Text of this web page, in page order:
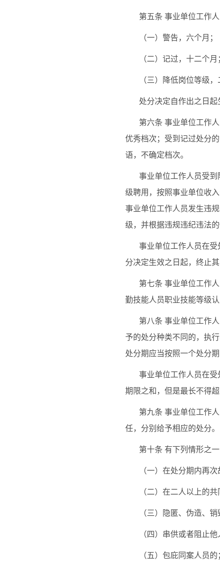
第五条 事业单位工作
（一）警告，六个月；
（二）记过，十二个月
（三）降低岗位等级
处分决定自作出之日
第六条 事业单位工作
优秀档次；受到记过处分
语，不确定档次。
事业单位工作人员受
级聘用，按照事业单位收
事业单位工作人员发生违
级，并根据违规违纪违法
事业单位工作人员在
分决定生效之日起，终止
第七条 事业单位工作
勤技能人员职业技能等级
第八条 事业单位工作
予的处分种类不同的，执
处分期应当按照一个处分
事业单位工作人员在
期限之和，但是最长不得
第九条 事业单位工作
任，分别给予相应的处分。
第十条 有下列情形之
（一）在处分期内再
（二）在二人以上的
（三）隐匿、伪造、
（四）串供或者阻止
（五）包庇同案人员的